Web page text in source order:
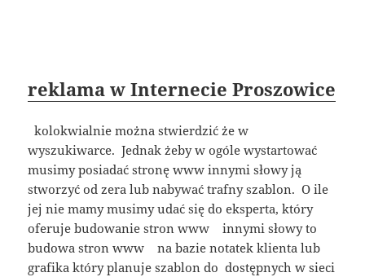
reklama w Internecie Proszowice
kolokwialnie można stwierdzić że w
wyszukiwarce. Jednak żeby w ogóle wystartować
musimy posiadać stronę www innymi słowy ją
stworzyć od zera lub nabywać trafny szablon. O ile
jej nie mamy musimy udać się do eksperta, który
oferuje budowanie stron www innymi słowy to
budowa stron www na bazie notatek klienta lub
grafika który planuje szablon do dostępnych w sieci